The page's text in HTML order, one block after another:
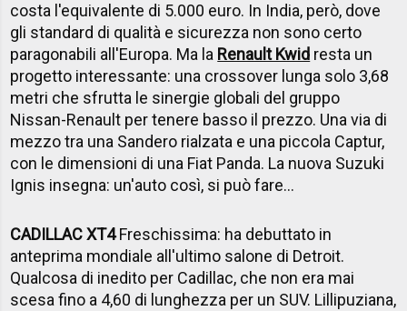
costa l'equivalente di 5.000 euro. In India, però, dove
gli standard di qualità e sicurezza non sono certo
paragonabili all'Europa. Ma la Renault Kwid resta un
progetto interessante: una crossover lunga solo 3,68
metri che sfrutta le sinergie globali del gruppo
Nissan-Renault per tenere basso il prezzo. Una via di
mezzo tra una Sandero rialzata e una piccola Captur,
con le dimensioni di una Fiat Panda. La nuova Suzuki
Ignis insegna: un'auto così, si può fare...
CADILLAC XT4Freschissima: ha debuttato in
anteprima mondiale all'ultimo salone di Detroit.
Qualcosa di inedito per Cadillac, che non era mai
scesa fino a 4,60 di lunghezza per un SUV. Lillipuziana,